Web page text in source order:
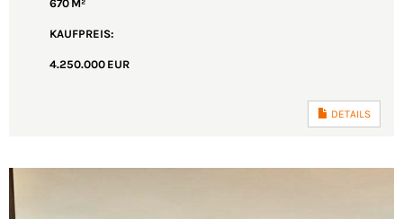
670 M²
KAUFPREIS:
4.250.000 EUR
DETAILS